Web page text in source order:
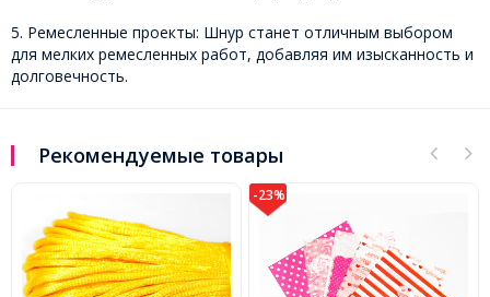
5. Ремесленные проекты: Шнур станет отличным выбором
для мелких ремесленных работ, добавляя им изысканность и
долговечность.
Рекомендуемые товары
-23%